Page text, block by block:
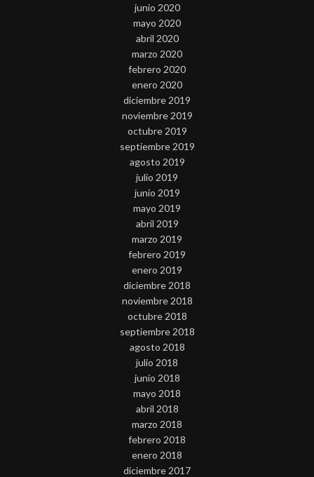
junio 2020
mayo 2020
abril 2020
marzo 2020
febrero 2020
enero 2020
diciembre 2019
noviembre 2019
octubre 2019
septiembre 2019
agosto 2019
julio 2019
junio 2019
mayo 2019
abril 2019
marzo 2019
febrero 2019
enero 2019
diciembre 2018
noviembre 2018
octubre 2018
septiembre 2018
agosto 2018
julio 2018
junio 2018
mayo 2018
abril 2018
marzo 2018
febrero 2018
enero 2018
diciembre 2017